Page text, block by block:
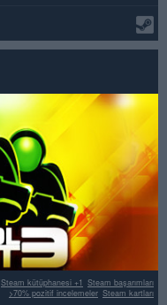
Steam başarımları
Steam kütüphanesi +1
Steam kartları
>70% pozitif incelemeler